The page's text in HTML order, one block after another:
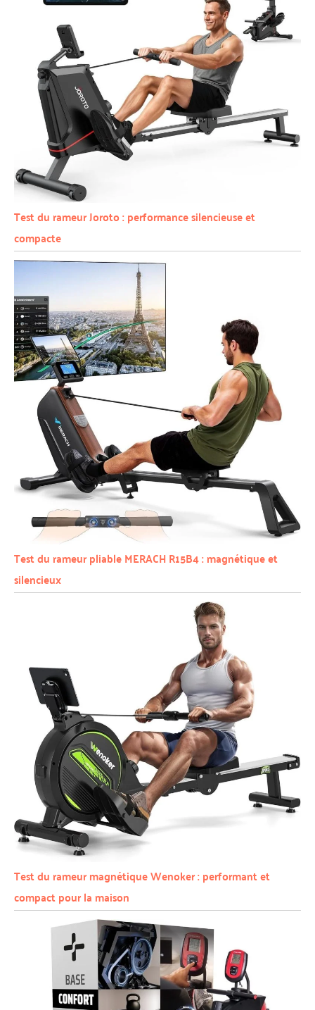
Test du rameur Joroto : performance silencieuse et
compacte
Test du rameur pliable MERACH R15B4 : magnétique et
silencieux
Test du rameur magnétique Wenoker : performant et
compact pour la maison